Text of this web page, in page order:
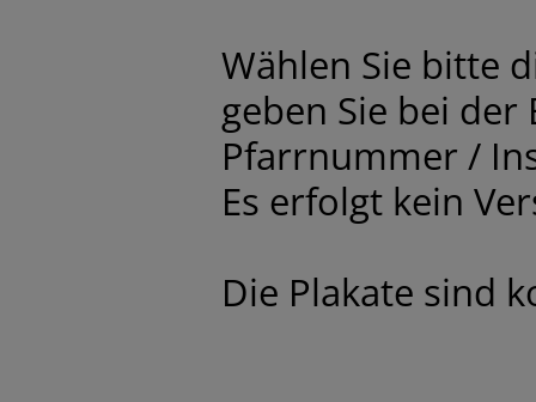
Wählen Sie bitte
geben Sie bei
Pfarrnummer /
Es erfolgt kein
Die Plakate sind